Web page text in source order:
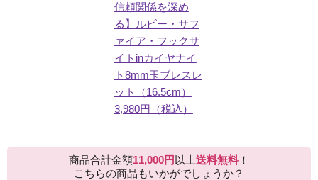
信頼関係を深め
る】ルビー・サフ
ァイア・フックサ
イトinカイヤナイ
ト8mm玉ブレスレ
ット（16.5cm）
3,980円（税込）
商品合計金額11,000円 以上送料無料 ！
こちらの商品もいかがでしょうか？